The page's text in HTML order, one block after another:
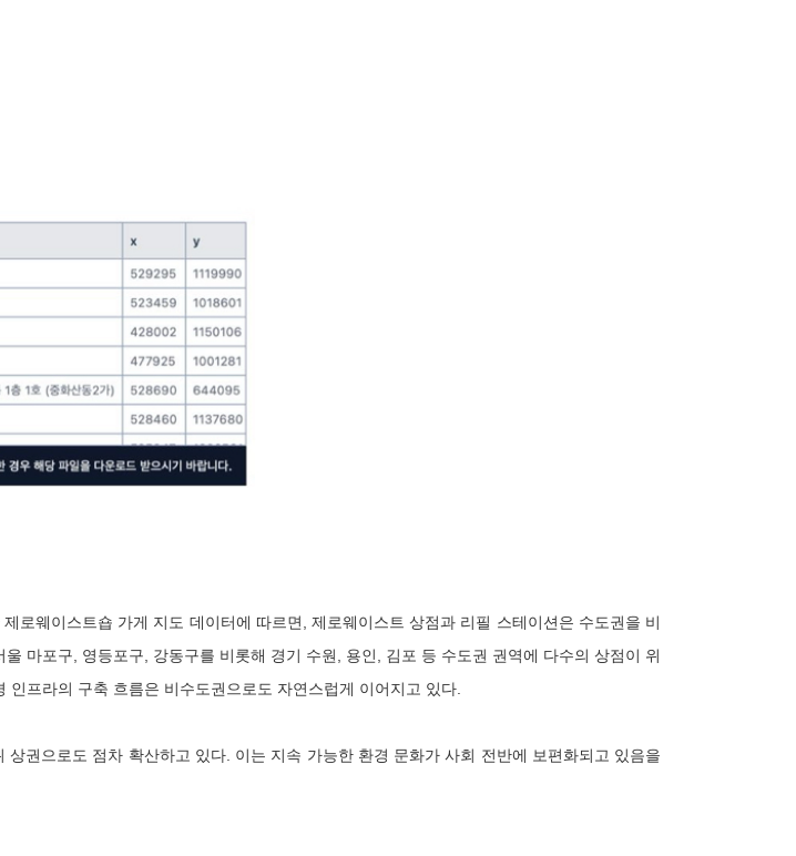
로웨이스트숍 가게 지도 데이터에 따르면, 제로웨이스트 상점과 리필 스테이션은 수도권을 비
마포구, 영등포구, 강동구를 비롯해 경기 수원, 용인, 김포 등 수도권 권역에 다수의 상점이 위
프라의 구축 흐름은 비수도권으로도 자연스럽게 이어지고 있다.
권으로도 점차 확산하고 있다. 이는 지속 가능한 환경 문화가 사회 전반에 보편화되고 있음을